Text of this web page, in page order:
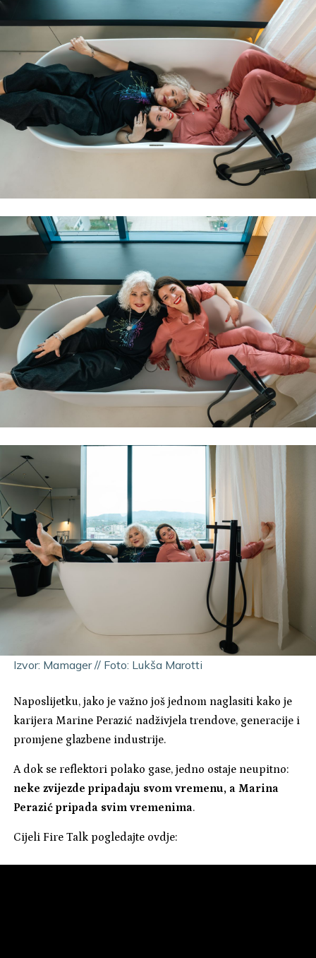
Izvor: Mamager // Foto: Lukša Marotti
Naposlijetku, jako je važno još jednom naglasiti kako je
karijera Marine Perazić nadživjela trendove, generacije i
promjene glazbene industrije.
A dok se reflektori polako gase, jedno ostaje neupitno:
neke zvijezde pripadaju svom vremenu, a Marina
Perazić pripada svim vremenima.
Cijeli Fire Talk pogledajte ovdje: